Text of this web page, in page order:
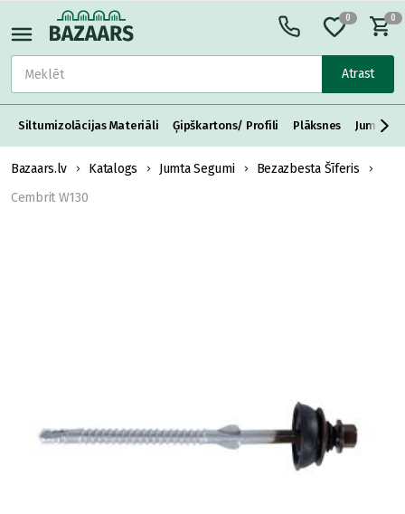
Atrast
0 0
Siltumizolācijas Materiāli Ģipškartons/ Profili Plāksnes Jumta
Bazaars.lv Katalogs Jumta Segumi
Bezazbesta Šīferis
Cembrit W130